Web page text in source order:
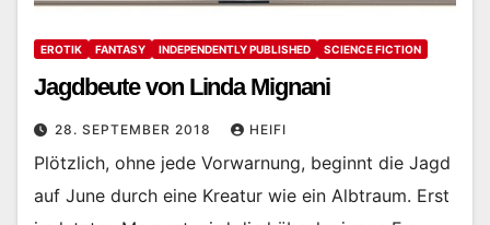
EROTIK FANTASY INDEPENDENTLY PUBLISHED SCIENCE FICTION
Jagdbeute von Linda Mignani
28. SEPTEMBER 2018 HEIFI
Plötzlich, ohne jede Vorwarnung, beginnt die Jagd
auf June durch eine Kreatur wie ein Albtraum. Erst